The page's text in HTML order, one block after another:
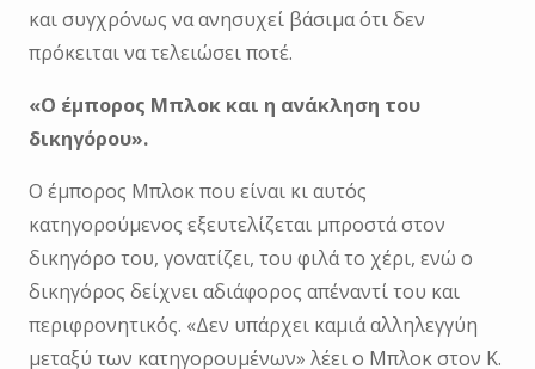
και συγχρόνως να ανησυχεί βάσιμα ότι δεν
πρόκειται να τελειώσει ποτέ.
«Ο έμπορος Μπλοκ και η ανάκληση του
δικηγόρου».
Ο έμπορος Μπλοκ που είναι κι αυτός
κατηγορούμενος εξευτελίζεται μπροστά στον
δικηγόρο του, γονατίζει, του φιλά το χέρι, ενώ ο
δικηγόρος δείχνει αδιάφορος απέναντί του και
περιφρονητικός. «Δεν υπάρχει καμιά αλληλεγγύη
μεταξύ των κατηγορουμένων» λέει ο Μπλοκ στον Κ.